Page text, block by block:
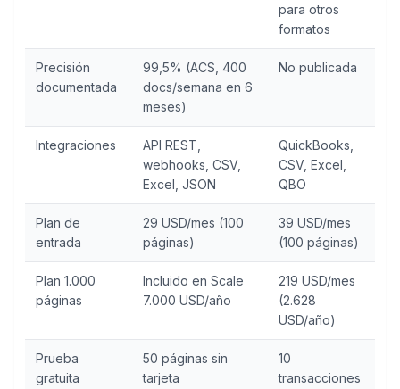
para otros
formatos
Precisión
documentada
99,5% (ACS, 400
docs/semana en 6
meses)
No publicada
Integraciones
API REST,
webhooks, CSV,
Excel, JSON
QuickBooks,
CSV, Excel,
QBO
Plan de
entrada
29 USD/mes (100
páginas)
39 USD/mes
(100 páginas)
Plan 1.000
páginas
Incluido en Scale
7.000 USD/año
219 USD/mes
(2.628
USD/año)
Prueba
gratuita
50 páginas sin
tarjeta
10
transacciones